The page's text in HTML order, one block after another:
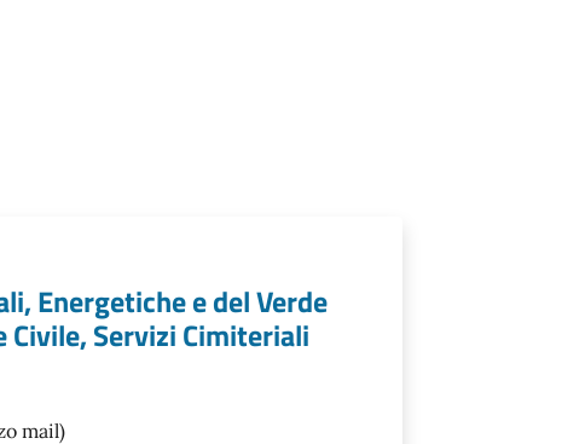
Energetiche e del Verde
Servizi Cimiteriali
mail)